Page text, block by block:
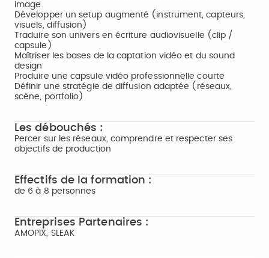
image
Développer un setup augmenté (instrument, capteurs,
visuels, diffusion)
Traduire son univers en écriture audiovisuelle (clip /
capsule)
Maîtriser les bases de la captation vidéo et du sound
design
Produire une capsule vidéo professionnelle courte
Définir une stratégie de diffusion adaptée (réseaux,
scène, portfolio)
Les débouchés :
Percer sur les réseaux, comprendre et respecter ses
objectifs de production
Effectifs de la formation :
de 6 à 8 personnes
Entreprises Partenaires :
AMOPIX, SLEAK